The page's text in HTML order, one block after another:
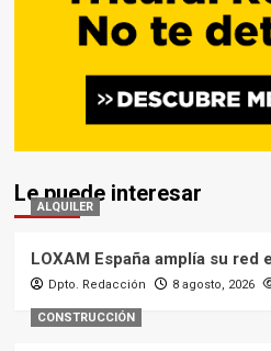
Le puede interesar
ALQUILER
LOXAM España amplía su red
Dpto. Redacción 8 agosto, 2026
CONSTRUCCIÓN